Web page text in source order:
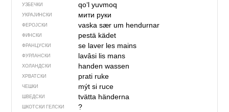
УЗБЕЧКИ qo‘l yuvmoq
УКРАЈИНСКИ мити руки
ФЕРОЈСКИ vaska sær um hendurnar
ФИНСКИ pestä kädet
ФРАНЦУСКИ se laver les mains
ФУРЛАНСКИ lavâsi lis mans
ХОЛАНДСКИ handen wassen
ХРВАТСКИ prati ruke
ЧЕШКИ mýt si ruce
ШВЕДСКИ tvätta händerna
ШКОТСКИ ГЕЛСКИ ?